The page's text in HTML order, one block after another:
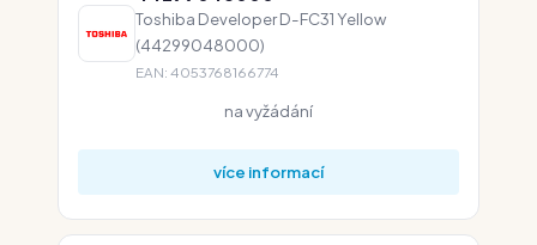
Toshiba Developer D-FC31 Yellow
(44299048000)
EAN: 4053768166774
na vyžádání
více informací